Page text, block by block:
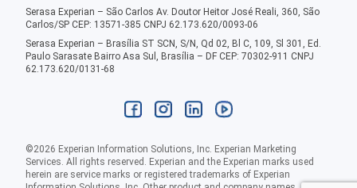
Serasa Experian – São Carlos Av. Doutor Heitor José Reali, 360, São
Carlos/SP CEP: 13571-385 CNPJ 62.173.620/0093-06
Serasa Experian – Brasília ST SCN, S/N, Qd 02, Bl C, 109, Sl 301, Ed.
Paulo Sarasate Bairro Asa Sul, Brasília – DF CEP: 70302-911 CNPJ
62.173.620/0131-68
©2026 Experian Information Solutions, Inc. Experian Marketing
Services. All rights reserved. Experian and the Experian marks used
herein are service marks or registered trademarks of Experian